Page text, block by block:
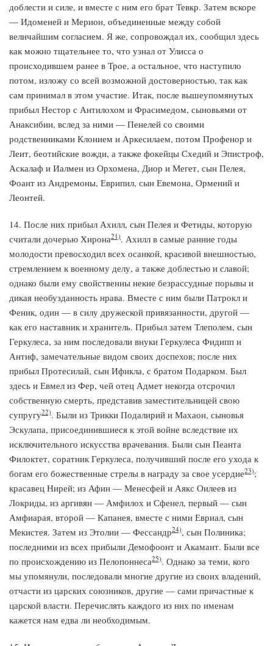
доблести и силе, и вместе с ним его брат Тевкр. Затем вскоре
— Идоменей и Мерион, объединенные между собой
величайшим согласием. Я же, сопровождал их, сообщил здесь
как можно тщательнее то, что узнал от Улисса о
происходившем ранее в Трое, а остальное, что наступило
потом, изложу со всей возможной достоверностью, так как
сам принимал в этом участие. Итак, после вышеупомянутых
прибыл Нестор с Антилохом и Фрасимедом, сыновьями от
Анаксибии, вслед за ними — Пенелей со своими
родственниками Клонием и Аркесилаем, потом Профенор и
Леит, беотийские вожди, а также фокейцы Схедий и Эпистроф,
Аскалаф и Иалмен из Орхомена, Диор и Мегет, сын Пелея,
Фоант из Андремоны, Еврипил, сын Евемона, Ормений и
Леонтей.
14. После них прибыл Ахилл, сын Пелея и Фетиды, которую
считали дочерью Хирона21). Ахилл в самые ранние годы
молодости превосходил всех осанкой, красивой внешностью,
стремлением к военному делу, а также доблестью и славой;
однако были ему свойственны некие безрассудные порывы и
дикая необузданность нрава. Вместе с ним были Патрокл и
Феник, один — в силу дружеской привязанности, другой —
как его наставник и хранитель. Прибыл затем Тлеполем, сын
Геркулеса, за ним последовали внуки Геркулеса Фидипп и
Антиф, замечательные видом своих доспехов; после них
прибыл Протесилай, сын Ификла, с братом Подарком. Был
здесь и Евмел из Фер, чей отец Адмет некогда отсрочил
собственную смерть, представив заместительницей свою
супругу22). Были из Трикки Подалирий и Махаон, сыновья
Эскулапа, присоединившиеся к этой войне вследствие их
исключительного искусства врачевания. Были сын Пеанта
Филоктет, соратник Геркулеса, получивший после его ухода к
богам его божественные стрелы в награду за свое усердие23);
красавец Нирей; из Афин — Менесфей и Аякс Оилеев из
Локриды, из аргивян — Амфилох и Сфенел, первый — сын
Амфиарая, второй — Капанея, вместе с ними Евриал, сын
Мекистея. Затем из Этолии — Фессандр24), сын Полиника;
последними из всех прибыли Демофоонт и Акамант. Были все
по происхождению из Пелопоннеса25). Однако за теми, кого
мы упомянули, последовали многие другие из своих владений,
отчасти из царских союзников, другие — сами причастные к
царской власти. Перечислять каждого из них по именам
кажется нам едва ли необходимым.